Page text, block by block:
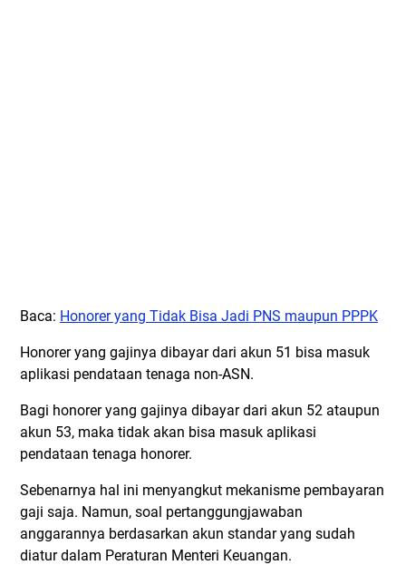
Baca: Honorer yang Tidak Bisa Jadi PNS maupun PPPK
Honorer yang gajinya dibayar dari akun 51 bisa masuk
aplikasi pendataan tenaga non-ASN.
Bagi honorer yang gajinya dibayar dari akun 52 ataupun
akun 53, maka tidak akan bisa masuk aplikasi
pendataan tenaga honorer.
Sebenarnya hal ini menyangkut mekanisme pembayaran
gaji saja. Namun, soal pertanggungjawaban
anggarannya berdasarkan akun standar yang sudah
diatur dalam Peraturan Menteri Keuangan.